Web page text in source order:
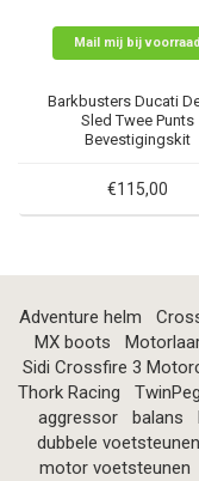
Mail mij bij voorraad
Barkbusters Ducati
Sled Twee Punts
Bevestigingskit
€115,00
Adventure helm
MX boots
Sidi Crossfire 3
Thork Racing
aggressor
balans
dubbele voetsteunen
motor voetsteunen